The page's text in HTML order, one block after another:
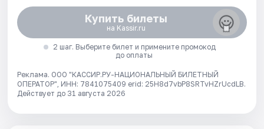
Купить билеты
на Kassir.ru
2 шаг. Выберите билет и примените промокод
до оплаты
Реклама. ООО "КАССИР.РУ-НАЦИОНАЛЬНЫЙ БИЛЕТНЫЙ
ОПЕРАТОР", ИНН: 7841075409 erid: 25H8d7vbP8SRTvHZrUcdLB.
Действует до 31 августа 2026